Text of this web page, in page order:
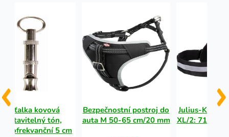
Píšťalka kovová
nastavitelný tón,
5 cm
Bezpečnostní postroj do
auta M 50-65 cm/20 mm
Julius-K9
XL/2: 71-96